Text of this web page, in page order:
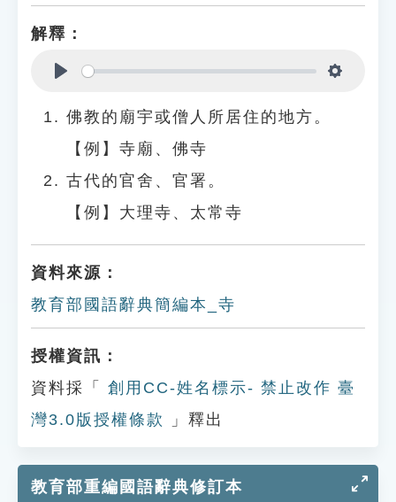
解釋：
佛教的廟宇或僧人所居住的地方。
【例】寺廟、佛寺
古代的官舍、官署。
【例】大理寺、太常寺
資料來源：
教育部國語辭典簡編本_寺
授權資訊：
資料採「
創用CC-姓名標示- 禁止改作 臺
灣3.0版授權條款
」釋出
教育部重編國語辭典修訂本